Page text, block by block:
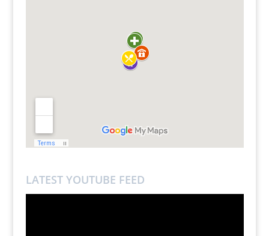
LATEST YOUTUBE FEED